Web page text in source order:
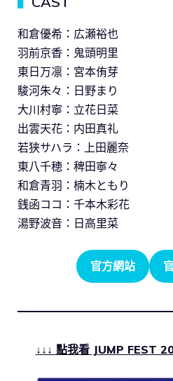
和倉優希：広瀬裕也
羽前京香：鬼頭明里
東日万凛：宮本侑芽
駿河朱々：日野まり
大川村寧：立花日菜
出雲天花：内田真礼
若狭サハラ：上田麗奈
東八千穂：稗田寧々
和倉青羽：楠木ともり
銭函ココ：千本木彩花
湯野波音：日高里菜
官方網站
↓↓↓ 點我看 JUMP FEST